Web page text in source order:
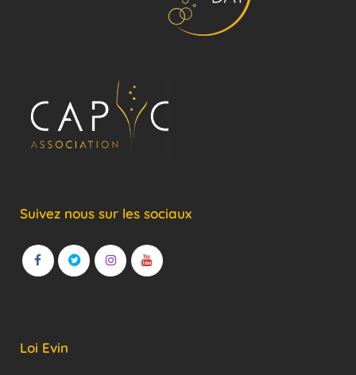
Suivez nous sur les sociaux
Loi Evin